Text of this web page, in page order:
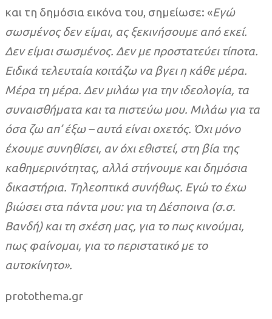
και τη δημόσια εικόνα του, σημείωσε: «Εγώ
σωσμένος δεν είμαι, ας ξεκινήσουμε από εκεί.
Δεν είμαι σωσμένος. Δεν με προστατεύει τίποτα.
Ειδικά τελευταία κοιτάζω να βγει η κάθε μέρα.
Μέρα τη μέρα. Δεν μιλάω για την ιδεολογία, τα
συναισθήματα και τα πιστεύω μου. Μιλάω για τα
όσα ζω απ’ έξω – αυτά είναι οχετός. Όχι μόνο
έχουμε συνηθίσει, αν όχι εθιστεί, στη βία της
καθημερινότητας, αλλά στήνουμε και δημόσια
δικαστήρια. Τηλεοπτικά συνήθως. Εγώ το έχω
βιώσει στα πάντα μου: για τη Δέσποινα (σ.σ.
Βανδή) και τη σχέση μας, για το πως κινούμαι,
πως φαίνομαι, για το περιστατικό με το
αυτοκίνητο».
protothema.gr